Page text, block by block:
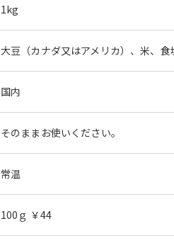
1kg
大豆（カナダ又はアメリカ）、米、食
国内
そのままお使いください。
常温
100ｇ ￥44